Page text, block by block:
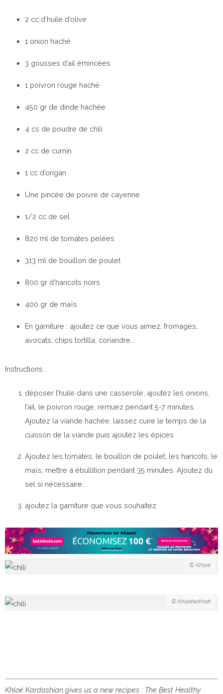
2 cc d’huile d’olive
1 onion haché
3 gousses d’ail émincées
1 poivron rouge haché
450 gr de dinde hachée
4 cs de poudre de chili
2 cc de cumin
1 cc d’origan
Une pincée de poivre de cayenne
1/2 cc de sel
820 ml de tomates pelées
313 ml de bouillon de poulet
800 gr d’haricots noirs
400 gr de maïs
En garniture : ajoutez ce que vous aimez, fromages,
avocats, chips tortilla, coriandre…
Instructions :
déposer l’huile dans une casserole, ajoutez les onions,
l’ail, le poivron rouge, remuez pendant 5-7 minutes.
Ajoutez la viande hachée, laissez cuire le temps de la
cuisson de la viande puis ajoutez les épices
Ajoutez les tomates, le bouillon de poulet, les haricots, le
maïs, mettre à ébullition pendant 35 minutes. Ajoutez du
sel si nécessaire.
ajoutez la garniture que vous souhaitez.
© Khloé
© Khloéwithak
Khloé Kardashian gives us a new recipes : The Best Healthy